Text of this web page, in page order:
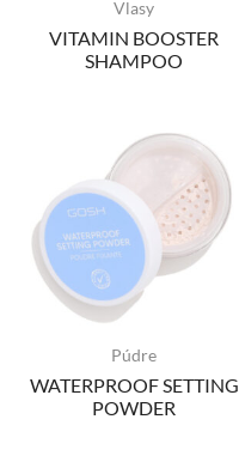
Vlasy
VITAMIN BOOSTER
SHAMPOO
Púdre
WATERPROOF SETTING
POWDER